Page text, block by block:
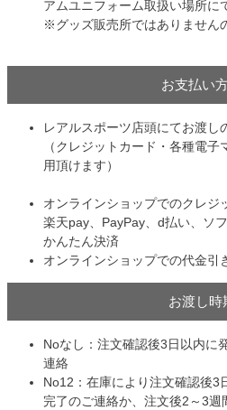
アムユニフォーム取扱い場所に
※グッズ販売所ではありません
お支払い
レアルスポーツ店頭にてお渡し
（クレジットカード・各種電
用頂けます）
オンラインショップでのクレジ
楽天pay、PayPay、d払い、ソ
かんたん決済
オンラインショップでの代金引
お渡し時
Noなし：注文確認後3日以内に
連絡
No12：在庫により注文確認後3
完了のご連絡か、注文後2～3